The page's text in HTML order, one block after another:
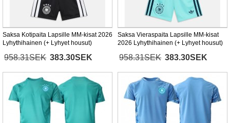
Saksa Kotipaita Lapsille MM-kisat 2026
Lyhythihainen (+ Lyhyet housut)
958.31SEK 383.30SEK
Saksa Vieraspaita Lapsille MM-kisat
2026 Lyhythihainen (+ Lyhyet housut)
958.31SEK 383.30SEK